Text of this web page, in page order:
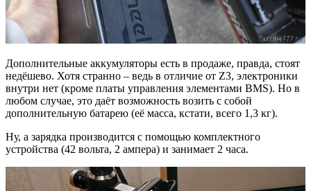
Дополнительные аккумуляторы есть в продаже, правда, стоят
недёшево. Хотя странно – ведь в отличие от Z3, электроники
внутри нет (кроме платы управления элементами BMS). Но в
любом случае, это даёт возможность возить с собой
дополнительную батарею (её масса, кстати, всего 1,3 кг).
Ну, а зарядка производится с помощью комплектного
устройства (42 вольта, 2 ампера) и занимает 2 часа.